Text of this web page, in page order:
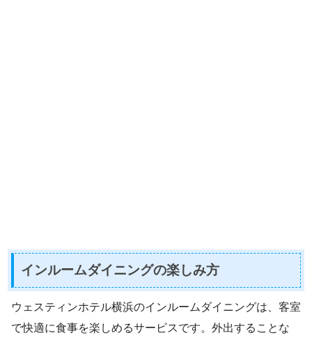
インルームダイニングの楽しみ方
ウェスティンホテル横浜のインルームダイニングは、客室
で快適に食事を楽しめるサービスです。外出することな